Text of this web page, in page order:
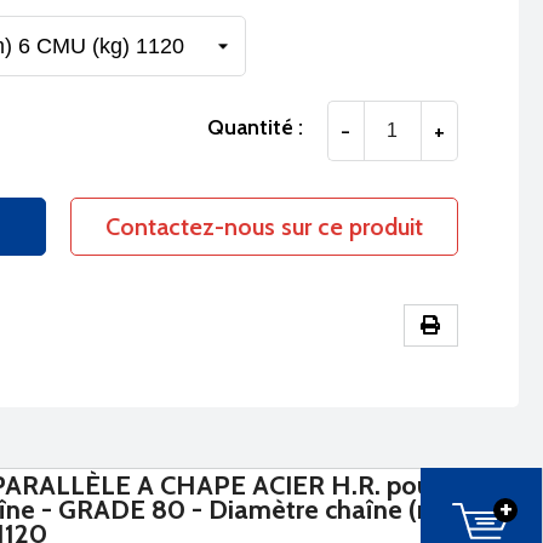
Quantité : - +
Contactez-nous sur ce produit
A CHAPE ACIER H.R. pour
- GRADE 80 - Diamètre chaîne (mm) +